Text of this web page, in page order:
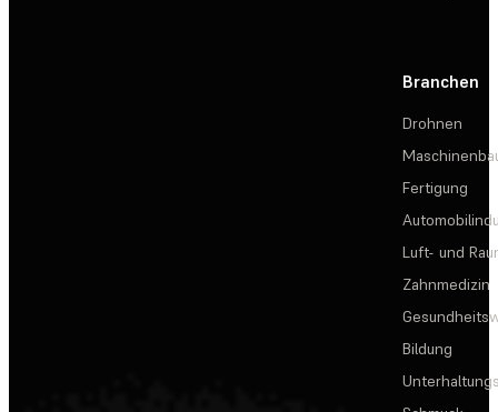
Branchen
Drohnen
Fertigung
Luft- und
Zahnmedizin
Bildung